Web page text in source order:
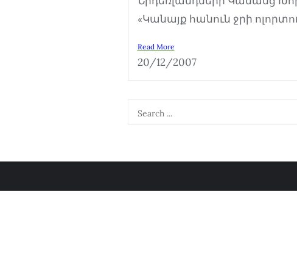
«Կանայք հանուն ջրի
Read More
20/12/2007